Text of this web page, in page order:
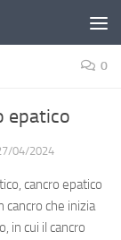
0
epatico
04/2024
, cancro epatico
cancro che inizia
in cui il cancro